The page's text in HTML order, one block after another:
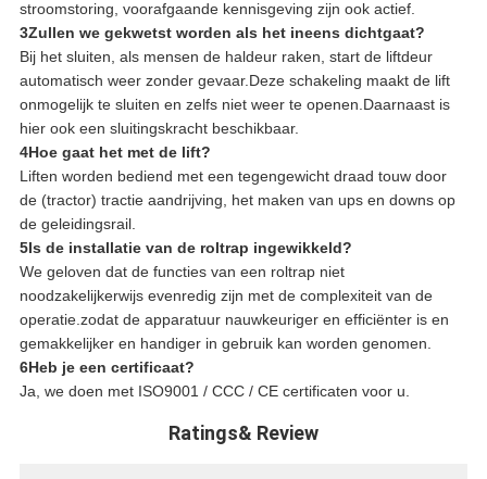
stroomstoring, voorafgaande kennisgeving zijn ook actief.
3Zullen we gekwetst worden als het ineens dichtgaat?
Bij het sluiten, als mensen de haldeur raken, start de liftdeur
automatisch weer zonder gevaar.Deze schakeling maakt de lift
onmogelijk te sluiten en zelfs niet weer te openen.Daarnaast is
hier ook een sluitingskracht beschikbaar.
4Hoe gaat het met de lift?
Liften worden bediend met een tegengewicht draad touw door
de (tractor) tractie aandrijving, het maken van ups en downs op
de geleidingsrail.
5Is de installatie van de roltrap ingewikkeld?
We geloven dat de functies van een roltrap niet
noodzakelijkerwijs evenredig zijn met de complexiteit van de
operatie.zodat de apparatuur nauwkeuriger en efficiënter is en
gemakkelijker en handiger in gebruik kan worden genomen.
6Heb je een certificaat?
Ja, we doen met ISO9001 / CCC / CE certificaten voor u.
Ratings& Review